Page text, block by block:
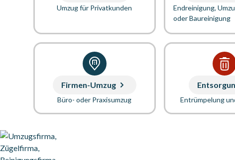
Umzug für Privatkunden
Endreinigung,
oder Baureinigung
Firmen-Umzug
Büro- oder Praxisumzug Entrümpelung